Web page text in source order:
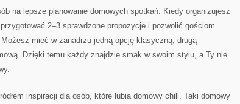
na lepsze planowanie domowych spotkań. Kiedy organizujesz
2–3 sprawdzone propozycje i pozwolić gościom
mieć w zanadrzu jedną opcję klasyczną, drugą
Dzięki temu każdy znajdzie smak w swoim stylu, a Ty nie
inspiracji dla osób, które lubią domowy chill. Taki domowy